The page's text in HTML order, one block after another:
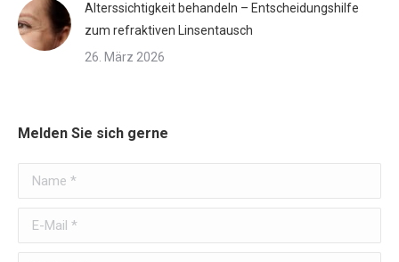
Alterssichtigkeit behandeln – Entscheidungshilfe
zum refraktiven Linsentausch
26. März 2026
Melden Sie sich gerne
Name *
E-Mail *